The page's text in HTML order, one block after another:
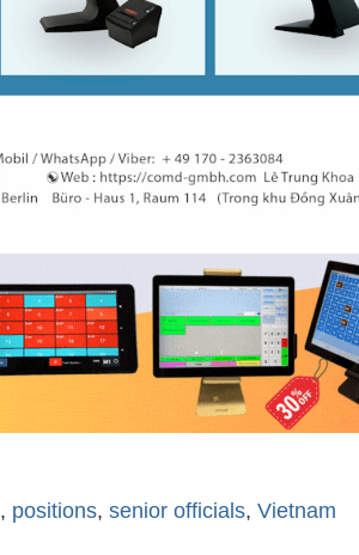
, positions, senior officials, Vietnam